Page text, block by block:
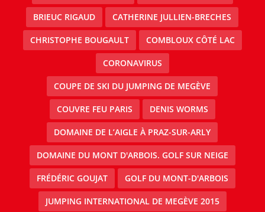
BRIEUC RIGAUD CATHERINE JULLIEN-BRECHES
CHRISTOPHE BOUGAULT COMBLOUX CÔTÉ LAC
CORONAVIRUS
COUPE DE SKI DU JUMPING DE MEGÈVE
COUVRE FEU PARIS DENIS WORMS
DOMAINE DE L’AIGLE À PRAZ-SUR-ARLY
DOMAINE DU MONT D'ARBOIS. GOLF SUR NEIGE
FRÉDÉRIC GOUJAT GOLF DU MONT-D'ARBOIS
JUMPING INTERNATIONAL DE MEGÈVE 2015